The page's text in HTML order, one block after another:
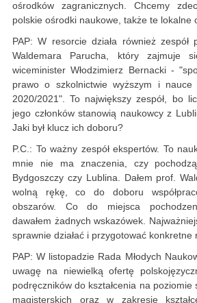
ośrodków zagranicznych. Chcemy
polskie ośrodki naukowe, także te lokalne
PAP: W resorcie działa również zespół
Waldemara Parucha, który zajmuje
wiceminister Włodzimierz Bernacki -
prawo o szkolnictwie wyższym i nauce
2020/2021". To największy zespół, bo
jego członków stanowią naukowcy z
Jaki był klucz ich doboru?
P.C.: To ważny zespół ekspertów. To
mnie nie ma znaczenia, czy
Bydgoszczy czy Lublina. Dałem prof.
wolną rękę, co do doboru
obszarów. Co do miejsca
dawałem żadnych wskazówek.
sprawnie działać i przygotować konkretne
PAP: W listopadzie Rada Młodych
uwagę na niewielką ofertę
podręczników do kształcenia na poziomie
magisterskich oraz w zakresie